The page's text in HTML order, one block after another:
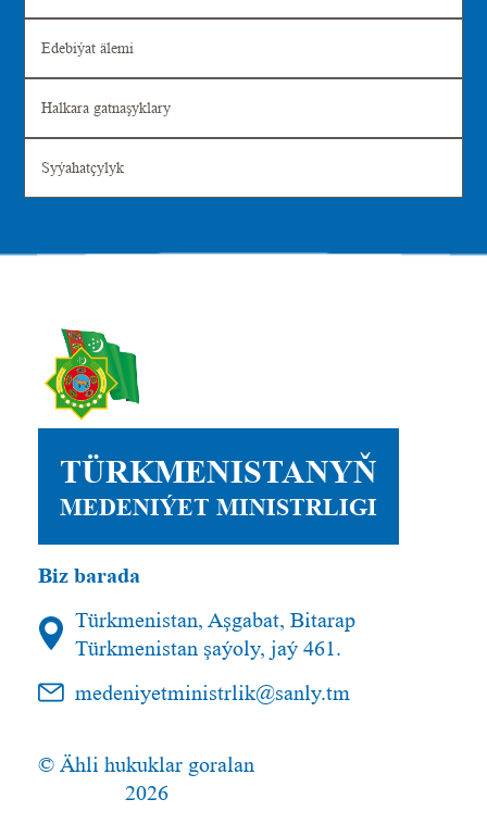
Edebiýat älemi
Halkara gatnaşyklary
Syýahatçylyk
TÜRKMENISTANYŇ
MEDENIÝET MINISTRLIGI
Biz barada
Türkmenistan, Aşgabat, Bitarap
Türkmenistan şaýoly, jaý 461.
medeniyetministrlik@sanly.tm
© Ähli hukuklar goralan
2026